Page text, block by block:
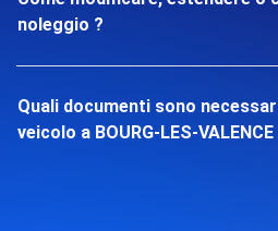
noleggio ?
Quali documenti sono
veicolo a BOURG-LES-VALENCE